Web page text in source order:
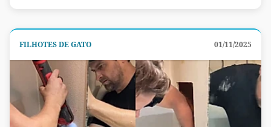
FILHOTES DE GATO 01/11/2025